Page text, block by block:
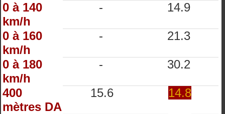
0 à 140
km/h
- 14.9
0 à 160
km/h
- 21.3
0 à 180
km/h
- 30.2
400
mètres DA
15.6 14.8